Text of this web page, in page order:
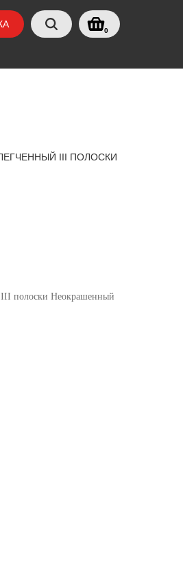
0
III ПОЛОСКИ
полоски Неокрашенный